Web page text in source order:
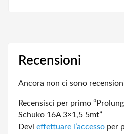
Recensioni
Ancora non ci sono
Recensisci per primo
Schuko 16A 3×1,5 5mt”
Devi effettuare l’accesso per